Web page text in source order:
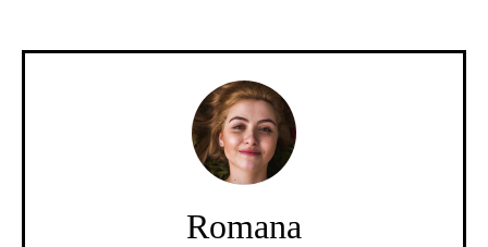
Romana